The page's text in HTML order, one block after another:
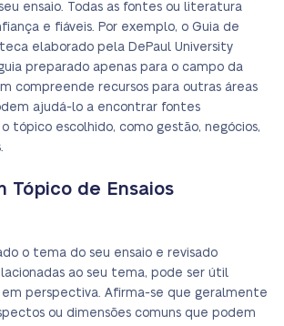
ensaio. Todas as fontes ou literatura
e fiáveis. Por exemplo, o Guia de
elaborado pela DePaul University
preparado apenas para o campo da
compreende recursos para outras áreas
ajudá-lo a encontrar fontes
tópico escolhido, como gestão, negócios,
Tópico de Ensaios
o tema do seu ensaio e revisado
ao seu tema, pode ser útil
perspectiva. Afirma-se que geralmente
ou dimensões comuns que podem